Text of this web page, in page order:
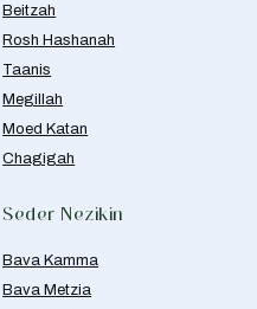
Beitzah
Rosh Hashanah
Taanis
Megillah
Moed Katan
Chagigah
Seder Nezikin
Bava Kamma
Bava Metzia